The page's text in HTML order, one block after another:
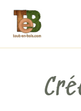
contenu